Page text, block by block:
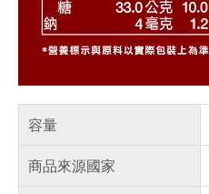
容量
商品來源國家